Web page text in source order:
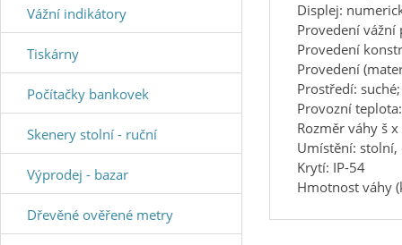
Displej:
Provedení vážní
Provedení
Provedení
Prostředí:
Provozní teplota:
Rozměr váhy š
Umístění:
Krytí: IP-54
Hmotnost váhy
Vážní indikátory
Tiskárny
Počítačky bankovek
Skenery stolní - ruční
Výprodej - bazar
Dřevěné ověřené metry